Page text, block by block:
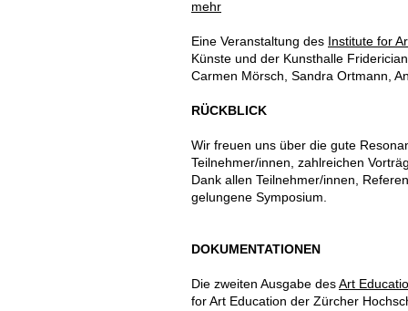
mehr
Eine Veranstaltung des Institute for
Künste und der Kunsthalle
Carmen Mörsch, Sandra Ortmann,
RÜCKBLICK
Wir freuen uns über die gute
Teilnehmer/innen, zahlreichen
Dank allen Teilnehmer/innen,
gelungene Symposium.
DOKUMENTATIONEN
Die zweiten Ausgabe des Art
for Art Education der Zürcher